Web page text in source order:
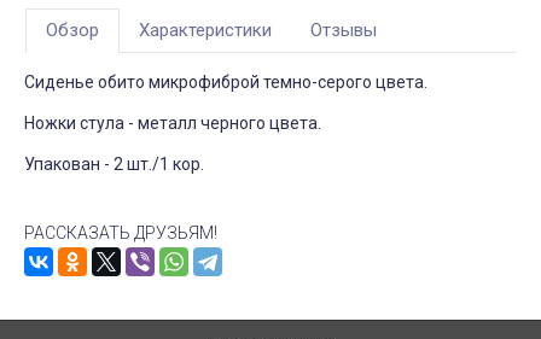
Обзор Характеристики Отзывы
Сиденье обито микрофиброй темно-серого цвета.
Ножки стула - металл черного цвета.
Упакован - 2 шт./1 кор.
РАССКАЗАТЬ ДРУЗЬЯМ!